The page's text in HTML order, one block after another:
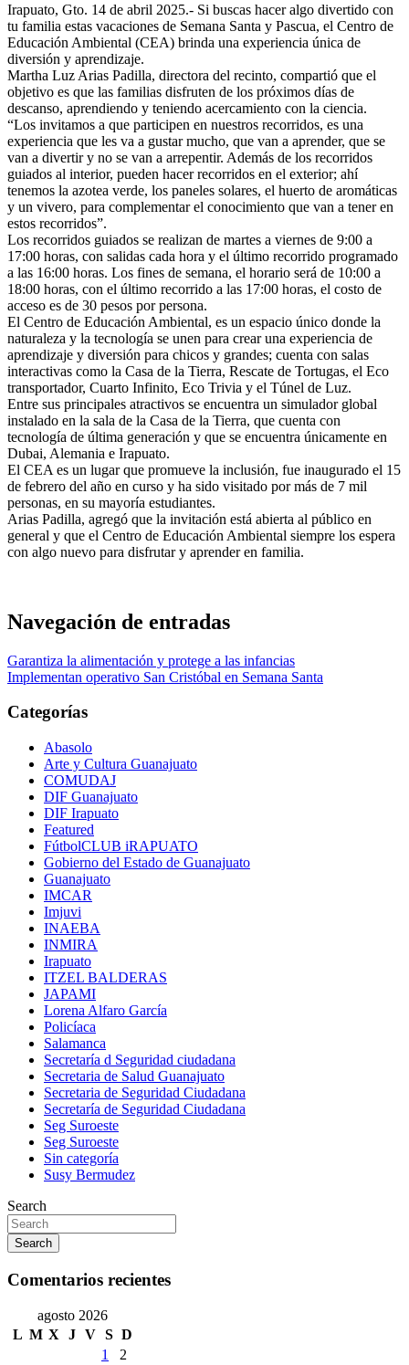
Irapuato, Gto. 14 de abril 2025.- Si buscas hacer algo divertido con
tu familia estas vacaciones de Semana Santa y Pascua, el Centro de
Educación Ambiental (CEA) brinda una experiencia única de
diversión y aprendizaje.
Martha Luz Arias Padilla, directora del recinto, compartió que el
objetivo es que las familias disfruten de los próximos días de
descanso, aprendiendo y teniendo acercamiento con la ciencia.
“Los invitamos a que participen en nuestros recorridos, es una
experiencia que les va a gustar mucho, que van a aprender, que se
van a divertir y no se van a arrepentir. Además de los recorridos
guiados al interior, pueden hacer recorridos en el exterior; ahí
tenemos la azotea verde, los paneles solares, el huerto de aromáticas
y un vivero, para complementar el conocimiento que van a tener en
estos recorridos”.
Los recorridos guiados se realizan de martes a viernes de 9:00 a
17:00 horas, con salidas cada hora y el último recorrido programado
a las 16:00 horas. Los fines de semana, el horario será de 10:00 a
18:00 horas, con el último recorrido a las 17:00 horas, el costo de
acceso es de 30 pesos por persona.
El Centro de Educación Ambiental, es un espacio único donde la
naturaleza y la tecnología se unen para crear una experiencia de
aprendizaje y diversión para chicos y grandes; cuenta con salas
interactivas como la Casa de la Tierra, Rescate de Tortugas, el Eco
transportador, Cuarto Infinito, Eco Trivia y el Túnel de Luz.
Entre sus principales atractivos se encuentra un simulador global
instalado en la sala de la Casa de la Tierra, que cuenta con
tecnología de última generación y que se encuentra únicamente en
Dubai, Alemania e Irapuato.
El CEA es un lugar que promueve la inclusión, fue inaugurado el 15
de febrero del año en curso y ha sido visitado por más de 7 mil
personas, en su mayoría estudiantes.
Arias Padilla, agregó que la invitación está abierta al público en
general y que el Centro de Educación Ambiental siempre los espera
con algo nuevo para disfrutar y aprender en familia.
Navegación de entradas
Garantiza la alimentación y protege a las infancias
Implementan operativo San Cristóbal en Semana Santa
Categorías
Abasolo
Arte y Cultura Guanajuato
COMUDAJ
DIF Guanajuato
DIF Irapuato
Featured
FútbolCLUB iRAPUATO
Gobierno del Estado de Guanajuato
Guanajuato
IMCAR
Imjuvi
INAEBA
INMIRA
Irapuato
ITZEL BALDERAS
JAPAMI
Lorena Alfaro García
Policíaca
Salamanca
Secretaría d Seguridad ciudadana
Secretaria de Salud Guanajuato
Secretaria de Seguridad Ciudadana
Secretaría de Seguridad Ciudadana
Seg Suroeste
Seg Suroeste
Sin categoría
Susy Bermudez
Search
Search
Comentarios recientes
agosto 2026
L M X J V S D
1
2